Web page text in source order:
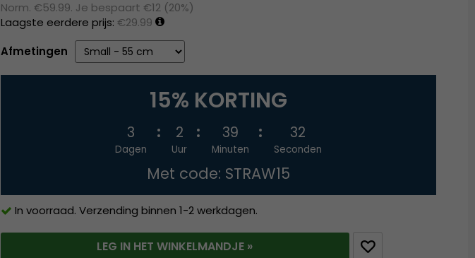
Norm. €59.99. Je bespaart €12 (20%)
Laagste eerdere prijs: €29.99
Afmetingen
15% KORTING
3
Dagen
2
Uur
39
Minuten
31
Seconden
Met code: STRAW15
In voorraad. Verzending binnen 1-2 werkdagen.
LEG IN HET WINKELMANDJE »